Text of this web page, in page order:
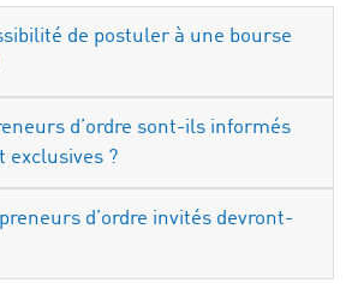
de postuler à une bourse
d’ordre sont-ils informés
exclusives ?
d’ordre invités devront-